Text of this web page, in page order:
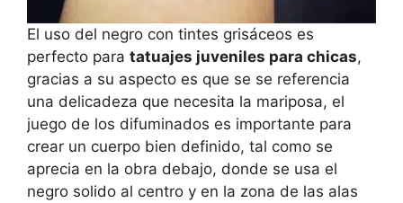
El uso del negro con tintes grisáceos es
perfecto para tatuajes juveniles para chicas,
gracias a su aspecto es que se se referencia
una delicadeza que necesita la mariposa, el
juego de los difuminados es importante para
crear un cuerpo bien definido, tal como se
aprecia en la obra debajo, donde se usa el
negro solido al centro y en la zona de las alas